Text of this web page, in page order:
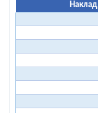
Наклад